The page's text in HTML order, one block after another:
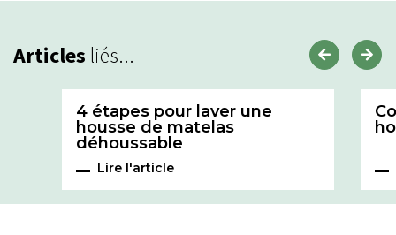
Articles liés...
4 étapes pour laver une
housse de matelas
déhoussable
Lire l'article